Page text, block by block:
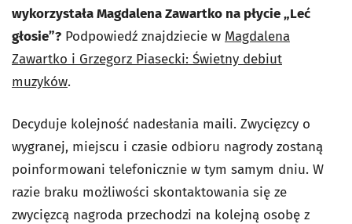
wykorzystała Magdalena Zawartko na płycie „Leć
głosie”? Podpowiedź znajdziecie w Magdalena
Zawartko i Grzegorz Piasecki: Świetny debiut
muzyków.
Decyduje kolejność nadesłania maili. Zwycięzcy o
wygranej, miejscu i czasie odbioru nagrody zostaną
poinformowani telefonicznie w tym samym dniu. W
razie braku możliwości skontaktowania się ze
zwycięzcą nagroda przechodzi na kolejną osobę z